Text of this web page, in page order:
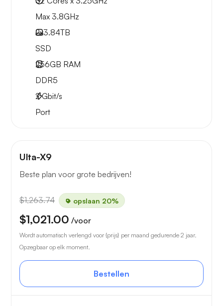
Max 3.8GHz
2x3.84TB
SSD
256GB RAM
DDR5
2Gbit/s
Port
Ulta-X9
Beste plan voor grote bedrijven!
$1,263.74 opslaan 20%
$1,021.00 /voor
Wordt automatisch verlengd voor {prijs} per maand gedurende 2 jaar.
Opzegbaar op elk moment.
Bestellen